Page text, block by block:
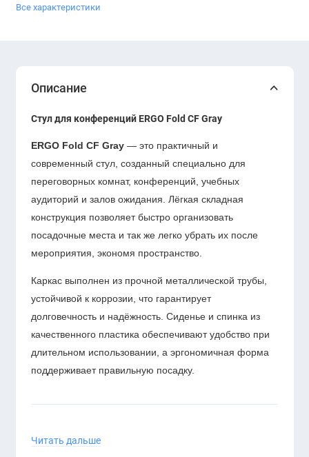
Все характеристики
Описание
Стул для конференций ERGO Fold CF Gray
ERGO Fold CF Gray — это практичный и
современный стул, созданный специально для
переговорных комнат, конференций, учебных
аудиторий и залов ожидания. Лёгкая складная
конструкция позволяет быстро организовать
посадочные места и так же легко убрать их после
мероприятия, экономя пространство.
Каркас выполнен из прочной металлической трубы,
устойчивой к коррозии, что гарантирует
долговечность и надёжность. Сиденье и спинка из
качественного пластика обеспечивают удобство при
длительном использовании, а эргономичная форма
поддерживает правильную посадку.
Характеристики:
Читать дальше